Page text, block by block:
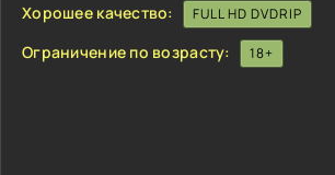
Хорошее качество:
FULL HD DVDRIP
Ограничение по возрасту: 18+